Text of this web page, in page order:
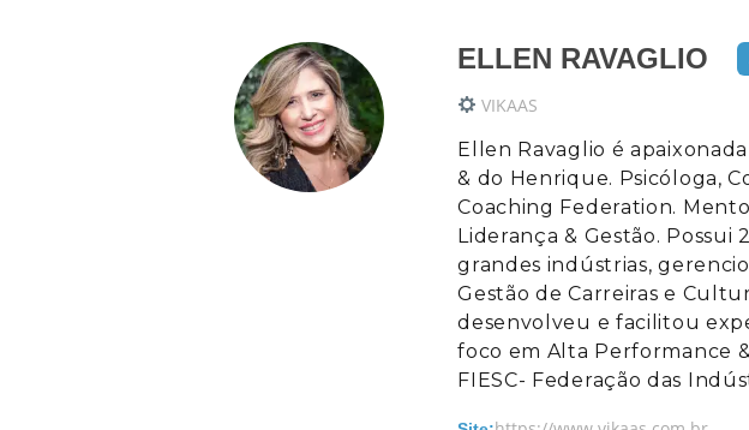
ELLEN RAVAGLIO
VIKAAS
Ellen Ravaglio é
& do Henrique. Psicóloga,
Coaching Federation.
Liderança & Gestão.
grandes indústrias,
Gestão de Carreiras e
desenvolveu e facilitou
foco em Alta Performance
FIESC- Federação das